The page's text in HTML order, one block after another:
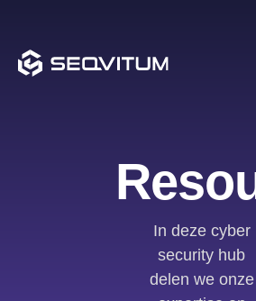
In deze cyber
security hub
delen we onze